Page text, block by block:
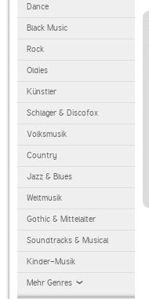
Dance
Black Music
Rock
Oldies
Künstler
Schlager & Discofox
Volksmusik
Country
Jazz & Blues
Weltmusik
Gothic & Mittelalter
Soundtracks & Musical
Kinder-Musik
Mehr Genres